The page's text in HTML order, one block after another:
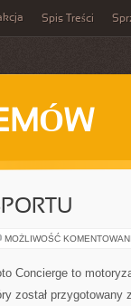
Spis Treści
MOŻLIWOŚĆ
Concierge to
został przygotowany